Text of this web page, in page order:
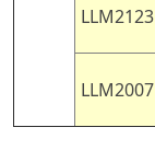
LLM2123
LLM2007